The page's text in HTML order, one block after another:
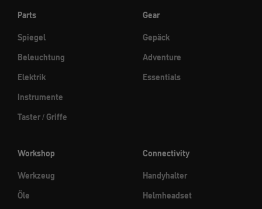
Parts
Spiegel
Beleuchtung
Elektrik
Instrumente
Taster / Griffe
Gear
Gepäck
Adventure
Essentials
Workshop
Werkzeug
Öle
Connectivity
Handyhalter
Helmheadset